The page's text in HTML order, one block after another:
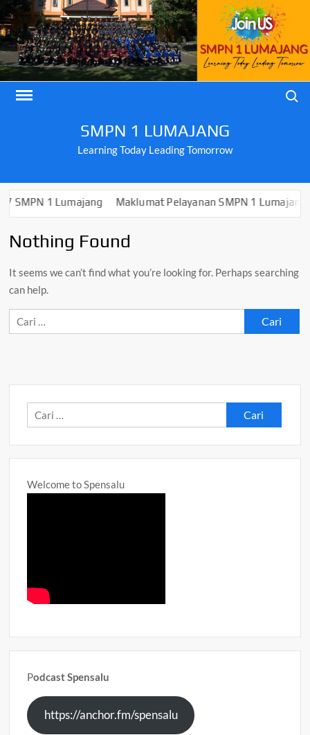
Skip
to
content
SMPN 1 LUMAJANG
Learning Today Leading Tomorrow
1 Lumajang Maklumat Pelayanan SMPN 1 Lumajang
Nothing Found
It seems we can’t find what you’re looking for. Perhaps searching
can help.
Cari
untuk:
Cari
untuk:
Welcome to Spensalu
Podcast Spensalu
https://anchor.fm/spensalu